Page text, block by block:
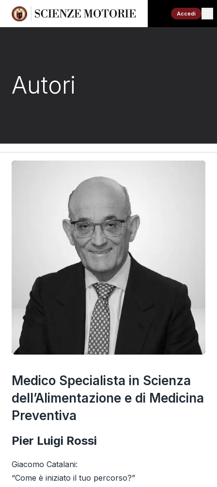
Accedi
Autori
Medico Specialista in Scienza
dell’Alimentazione e di Medicina
Preventiva
Pier Luigi Rossi
Giacomo Catalani:
“Come è iniziato il tuo percorso?”